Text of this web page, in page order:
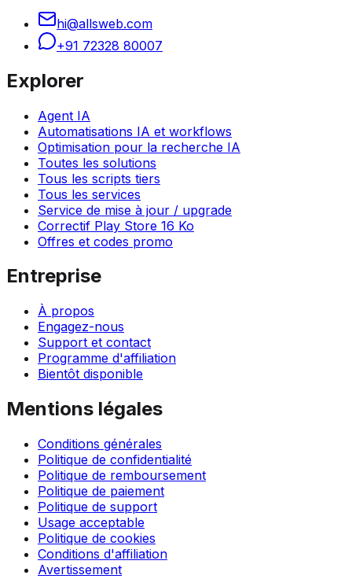
hi@allsweb.com
+91 72328 80007
Explorer
Agent IA
Automatisations IA et workflows
Optimisation pour la recherche IA
Toutes les solutions
Tous les scripts tiers
Tous les services
Service de mise à jour / upgrade
Correctif Play Store 16 Ko
Offres et codes promo
Entreprise
À propos
Engagez-nous
Support et contact
Programme d'affiliation
Bientôt disponible
Mentions légales
Conditions générales
Politique de confidentialité
Politique de remboursement
Politique de paiement
Politique de support
Usage acceptable
Politique de cookies
Conditions d'affiliation
Avertissement